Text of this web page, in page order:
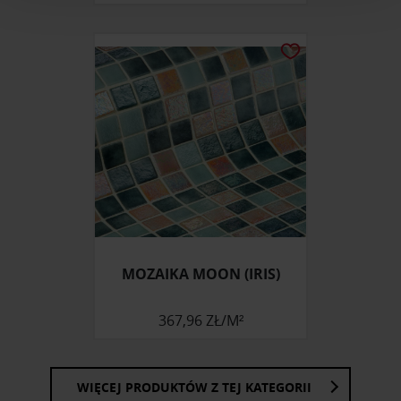
korzystasz z naszej witryny, udostępniamy partnerom
społecznościowym, reklamowym i analitycznym.
Partnerzy mogą połączyć te informacje z innymi danymi
otrzymanymi od Ciebie lub uzyskanymi podczas
korzystania z ich usług.
MOZAIKA MOON (IRIS)
367,96 ZŁ/M²
WIĘCEJ PRODUKTÓW Z TEJ KATEGORII